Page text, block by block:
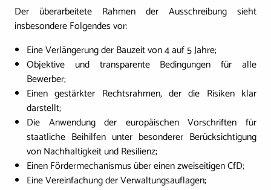
Der überarbeitete Rahmen der Ausschreibung sieht
insbesondere Folgendes vor:
Eine Verlängerung der Bauzeit von 4 auf 5 Jahre;
Objektive und transparente Bedingungen für alle
Bewerber;
Einen gestärkter Rechtsrahmen, der die Risiken klar
darstellt;
Die Anwendung der europäischen Vorschriften für
staatliche Beihilfen unter besonderer Berücksichtigung
von Nachhaltigkeit und Resilienz;
Einen Fördermechanismus über einen zweiseitigen CfD;
Eine Vereinfachung der Verwaltungsauflagen;